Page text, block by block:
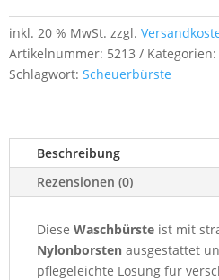
langlebig
&
vielseitig
Garten
Werkstatt
Menge
inkl. 20 % MwSt. zzgl.
Artikelnummer: 5213 Kategorien:
Schlagwort: Scheuerbürste
Beschreibung
Rezensionen (0)
Diese Waschbürste ist mit
Nylonborsten ausgestattet
pflegeleichte Lösung für